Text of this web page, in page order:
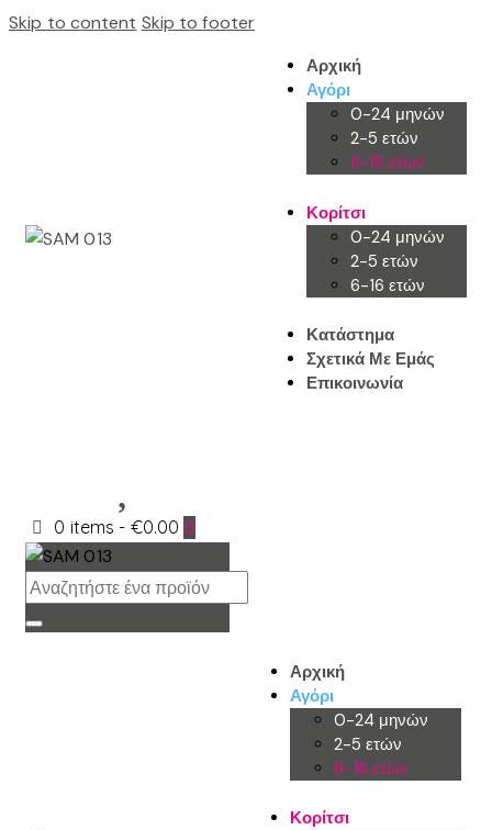
Skip to content Skip to footer
Αρχική
Αγόρι
0-24 μηνών
2-5 ετών
6-16 ετών
Κορίτσι
0-24 μηνών
2-5 ετών
6-16 ετών
Κατάστημα
Σχετικά Με Εμάς
Επικοινωνία
0 items - €0.00 0
Αρχική
Αγόρι
0-24 μηνών
2-5 ετών
6-16 ετών
Κορίτσι